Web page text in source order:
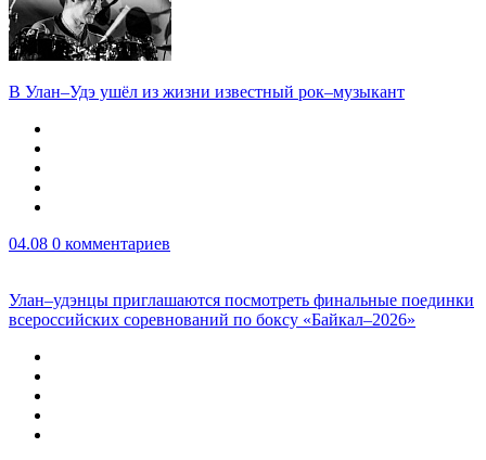
В Улан–Удэ ушёл из жизни известный рок–музыкант
04.08 0 комментариев
Улан–удэнцы приглашаются посмотреть финальные поединки
всероссийских соревнований по боксу «Байкал–2026»